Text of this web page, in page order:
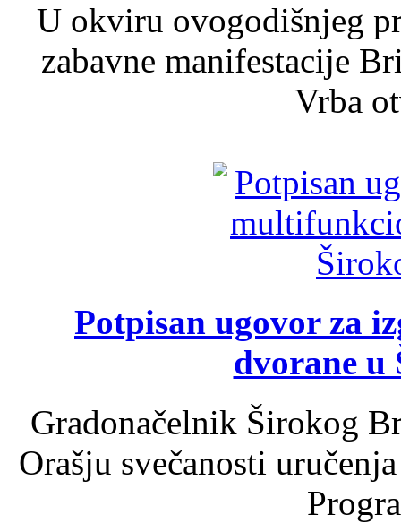
U okviru ovogodišnjeg
zabavne manifestacije
Vrba
Potpisan ugovor za
dvorane u
Gradonačelnik Širokog
Orašju svečanosti